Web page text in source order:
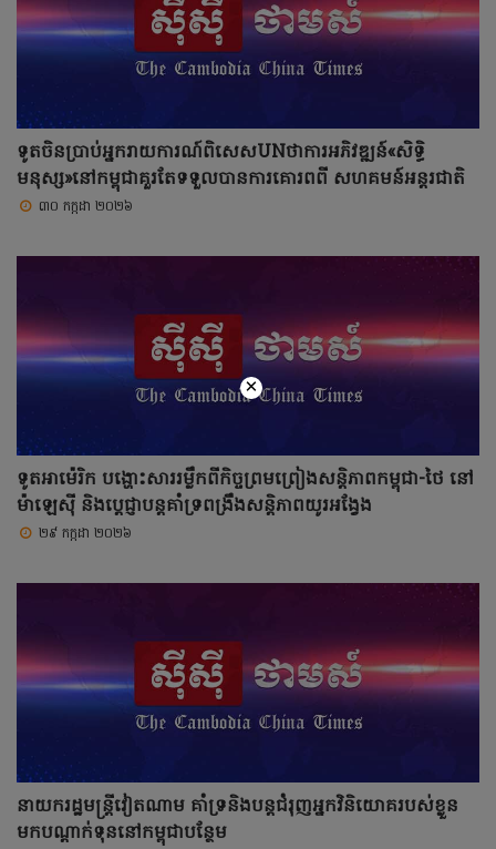
ទូតចិនប្រាប់អ្នករាយការណ៍ពិសេសUNថាការអភិវឌ្ឍន៍«សិទ្ធិ
មនុស្ស»នៅកម្ពុជាគួរតែទទួលបានការគោរពពី សហគមន៍អន្តរជាតិ
៣០ កក្កដា ២០២៦
ទូតអាម៉េរិក បង្ហោះសាររម្លឹកពីកិច្ចព្រមព្រៀងសន្តិភាពកម្ពុជា-ថៃ នៅ
ម៉ាឡេស៊ី និងប្តេជ្ញាបន្តគាំទ្រពង្រឹងសន្តិភាពយូរអង្វែង
២៩ កក្កដា ២០២៦
នាយករដ្ឋមន្ត្រីវៀតណាម គាំទ្រនិងបន្តជំរុញអ្នកវិនិយោគរបស់ខ្លួន
មកបណ្តាក់ទុននៅកម្ពុជាបន្ថែម
×